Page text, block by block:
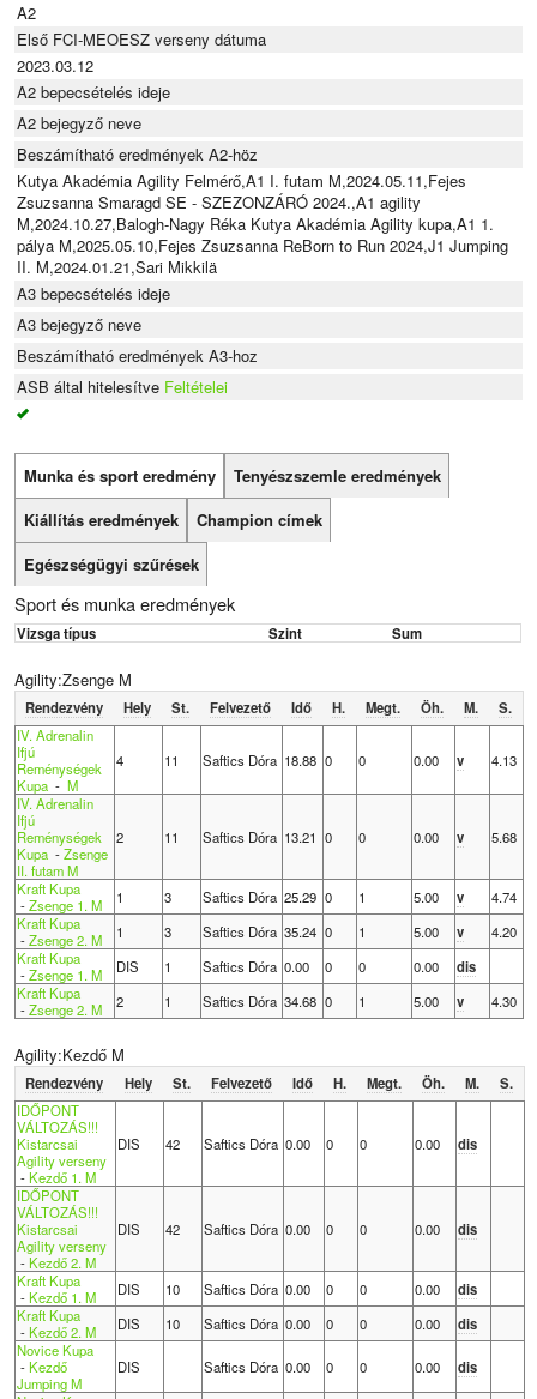
A2
Első FCI-MEOESZ verseny dátuma
2023.03.12
A2 bepecsételés ideje
A2 bejegyző neve
Beszámítható eredmények A2-höz
Kutya Akadémia Agility Felmérő,A1 I. futam M,2024.05.11,Fejes
Zsuzsanna Smaragd SE - SZEZONZÁRÓ 2024.,A1 agility
M,2024.10.27,Balogh-Nagy Réka Kutya Akadémia Agility kupa,A1 1.
pálya M,2025.05.10,Fejes Zsuzsanna ReBorn to Run 2024,J1 Jumping
II. M,2024.01.21,Sari Mikkilä
A3 bepecsételés ideje
A3 bejegyző neve
Beszámítható eredmények A3-hoz
ASB által hitelesítve Feltételei
Munka és sport eredmény
Tenyészszemle eredmények
Kiállítás eredmények
Champion címek
Egészségügyi szűrések
Sport és munka eredmények
Vizsga típus Szint Sum
Agility:Zsenge M
Rendezvény Hely St. Felvezető Idő H. Megt. Öh. M.
S.
IV. Adrenalin
Ifjú
Reménységek
Kupa- M
4 11 Saftics Dóra 18.88 0 0 0.00 v 4.13
IV. Adrenalin
Ifjú
Reménységek
Kupa-Zsenge
II. futam M
2 11 Saftics Dóra 13.21 0 0 0.00 v 5.68
Kraft Kupa
-Zsenge 1. M 1 3 Saftics Dóra 25.29 0 1 5.00 v
4.74
Kraft Kupa
-Zsenge 2. M 1 3 Saftics Dóra 35.24 0 1 5.00 v
4.20
Kraft Kupa
-Zsenge 1. M DIS 1 Saftics Dóra 0.00 0 0 0.00
dis
Kraft Kupa
-Zsenge 2. M 2 1 Saftics Dóra 34.68 0 1 5.00 v 4.30
Agility:Kezdő M
Rendezvény Hely St. Felvezető Idő H. Megt. Öh. M.
S.
IDŐPONT
VÁLTOZÁS!!!
Kistarcsai
Agility verseny
-Kezdő 1. M
DIS 42 Saftics Dóra 0.00 0 0 0.00 dis
IDŐPONT
VÁLTOZÁS!!!
Kistarcsai
Agility verseny
-Kezdő 2. M
DIS 42 Saftics Dóra 0.00 0 0 0.00 dis
Kraft Kupa
-Kezdő 1. M DIS 10 Saftics Dóra 0.00 0 0 0.00
dis
Kraft Kupa
-Kezdő 2. M DIS 10 Saftics Dóra 0.00 0 0 0.00
dis
Novice Kupa
-Kezdő
Jumping M
DIS Saftics Dóra 0.00 0 0 0.00
dis